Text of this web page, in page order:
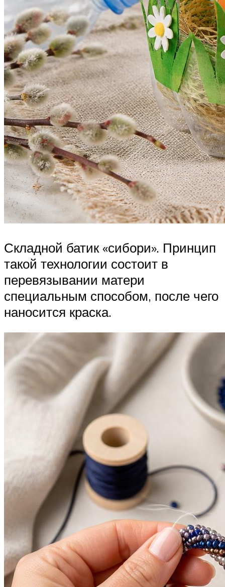
Складной батик «сибори». Принцип
такой технологии состоит в
перевязывании матери
специальным способом, после чего
наносится краска.